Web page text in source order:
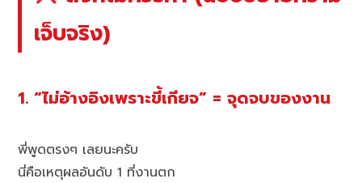
เจ็บจริง)
1. “ไม่อ้างอิงเพราะขี้เกียจ” = จุดจบของงาน
พี่พูดตรงๆ เลยนะครับ
นี่คือเหตุผลอันดับ 1 ที่งานตก